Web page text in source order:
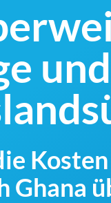
Ghana